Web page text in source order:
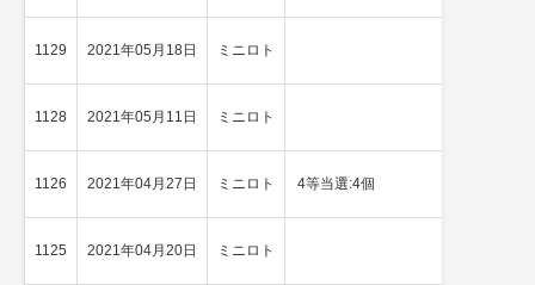
1129 2021年05月18日 ミニロト
1128 2021年05月11日 ミニロト
1126 2021年04月27日 ミニロト 4等当選:4個
1125 2021年04月20日 ミニロト